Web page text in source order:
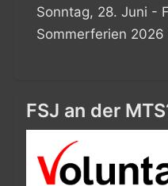
Sonntag, 28. Juni -
Sommerferien 2026
FSJ an der